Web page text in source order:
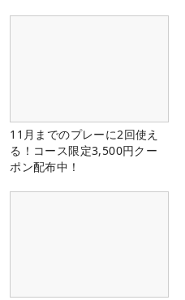
11月までのプレーに2回使え
る！コース限定3,500円クー
ポン配布中！